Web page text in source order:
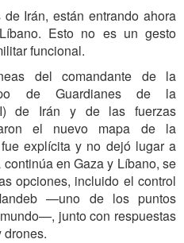
Irán, están entrando ahora
Esto no es un gesto
funcional.
del comandante de la
de Guardianes de la
de Irán y de las fuerzas
el nuevo mapa de la
explícita y no dejó lugar a
en Gaza y Líbano, se
opciones, incluido el control
—uno de los puntos
junto con respuestas
drones.